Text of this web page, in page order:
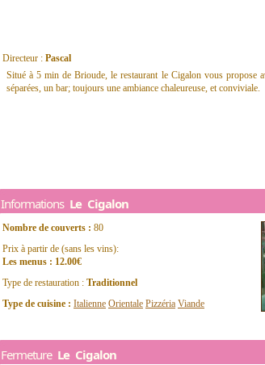
Directeur : Pascal
Situé à 5 min de Brioude, le restaurant le Cigalon vous propose
séparées, un bar; toujours une ambiance chaleureuse, et conviviale.
Informations Le Cigalon
Nombre de couverts : 80
Prix à partir de (sans les vins):
Les menus : 12.00€
Type de restauration : Traditionnel
Type de cuisine : Italienne Orientale Pizzéria Viande
Fermeture Le Cigalon